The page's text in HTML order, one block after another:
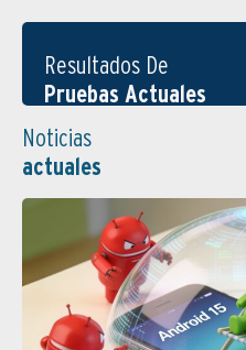
Resultados De
Pruebas Actuales
Noticias
actuales